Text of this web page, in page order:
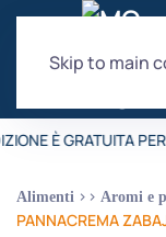
Skip to main
È GRATUITA
Alimenti Aromi e
PANNACREMA